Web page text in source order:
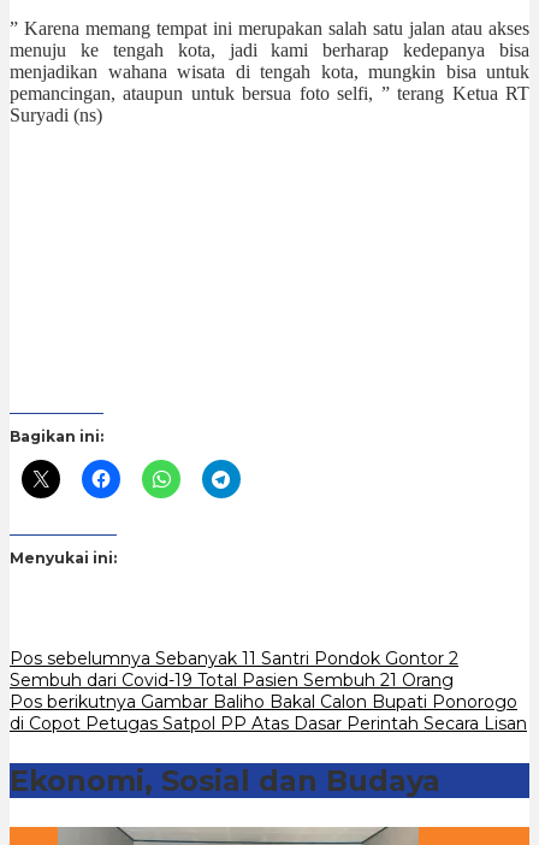
” Karena memang tempat ini merupakan salah satu jalan atau akses
menuju ke tengah kota, jadi kami berharap kedepanya bisa
menjadikan wahana wisata di tengah kota, mungkin bisa untuk
pemancingan, ataupun untuk bersua foto selfi, ” terang Ketua RT
Suryadi (ns)
Bagikan ini:
Menyukai ini:
Navigasi
pos
Pos sebelumnya Sebanyak 11 Santri Pondok Gontor 2
Sembuh dari Covid-19 Total Pasien Sembuh 21 Orang
Pos berikutnya Gambar Baliho Bakal Calon Bupati Ponorogo
di Copot Petugas Satpol PP Atas Dasar Perintah Secara Lisan
Ekonomi, Sosial dan Budaya